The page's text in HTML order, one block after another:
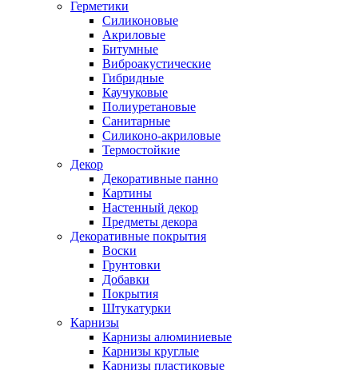
Герметики
Силиконовые
Акриловые
Битумные
Виброакустические
Гибридные
Каучуковые
Полиуретановые
Санитарные
Силиконо-акриловые
Термостойкие
Декор
Декоративные панно
Картины
Настенный декор
Предметы декора
Декоративные покрытия
Воски
Грунтовки
Добавки
Покрытия
Штукатурки
Карнизы
Карнизы алюминиевые
Карнизы круглые
Карнизы пластиковые